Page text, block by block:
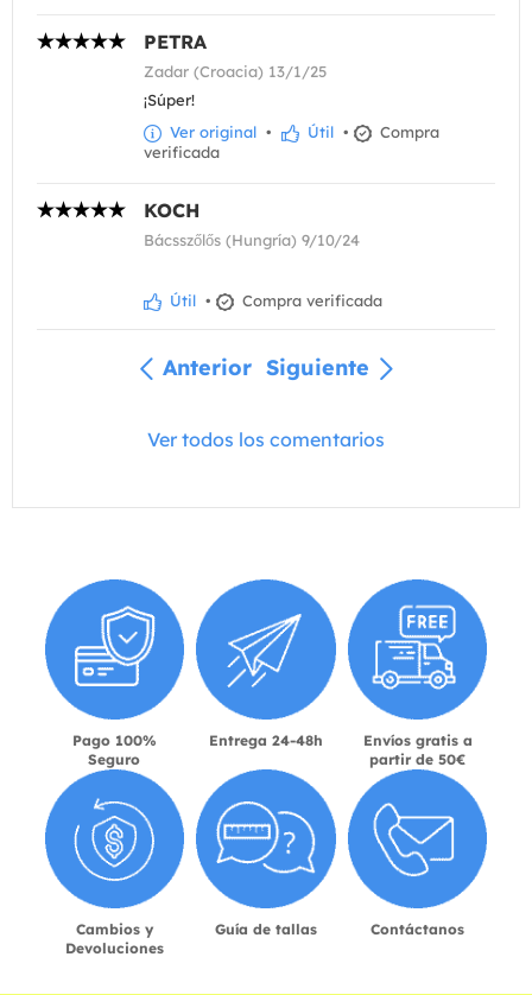
PETRA
Zadar (Croacia) 13/1/25
¡Súper!
Ver original • Útil •
Compra
verificada
KOCH
Bácsszőlős (Hungría) 9/10/24
Útil • Compra verificada
Anterior Siguiente
Ver todos los comentarios
Pago 100%
Seguro
Entrega 24-48h
Envíos gratis a
partir de 50€
Cambios y
Devoluciones
Guía de tallas Contáctanos